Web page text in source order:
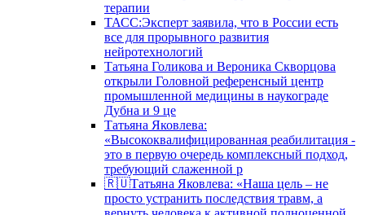
терапии
ТАСС:Эксперт заявила, что в России есть
все для прорывного развития
нейротехнологий
Татьяна Голикова и Вероника Скворцова
открыли Головной референсный центр
промышленной медицины в наукограде
Дубна и 9 це
Татьяна Яковлева:
«Высококвалифицированная реабилитация -
это в первую очередь комплексный подход,
требующий слаженной р
🇷🇺Татьяна Яковлева: «Наша цель – не
просто устранить последствия травм, а